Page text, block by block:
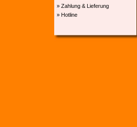
» Zahlung & Lieferung
» Hotline